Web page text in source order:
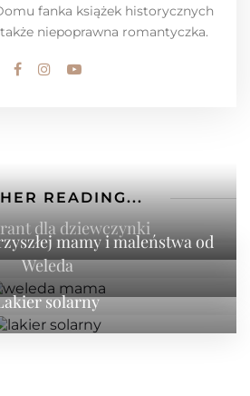
fanka książek historycznych
niepoprawna romantyczka.
READING...
dla dziewczynki
mamy i maleństwa od
Weleda
solarny